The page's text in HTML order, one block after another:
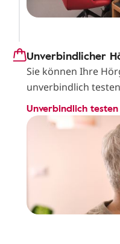
Unverbindlicher
Sie können Ihre
unverbindlich
Unverbindlich testen